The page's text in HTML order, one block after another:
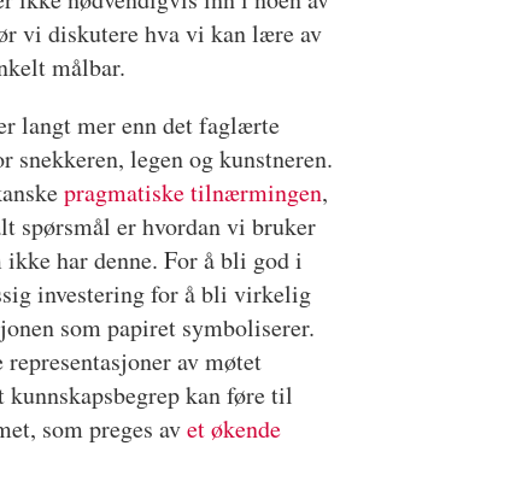
vi diskutere hva vi kan lære av
målbar.
langt mer enn det faglærte
legen og kunstneren.
pragmatiske tilnærmingen,
spørsmål er hvordan vi bruker
har denne. For å bli god i
investering for å bli virkelig
som papiret symboliserer.
av møtet
kunnskapsbegrep kan føre til
som preges avet økende